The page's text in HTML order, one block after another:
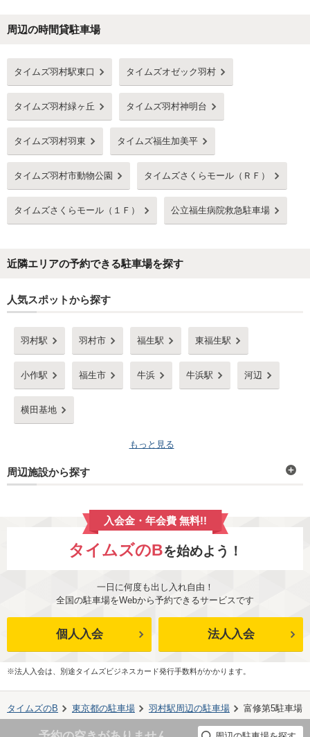
周辺の時間貸駐車場
タイムズ羽村駅東口 タイムズオゼック羽村
タイムズ羽村緑ヶ丘 タイムズ羽村神明台
タイムズ羽村羽東 タイムズ福生加美平
タイムズ羽村市動物公園 タイムズさくらモール（ＲＦ）
タイムズさくらモール（１Ｆ） 公立福生病院救急駐車場
近隣エリアの予約できる駐車場を探す
人気スポットから探す
羽村駅 羽村市 福生駅 東福生駅
小作駅 福生市 牛浜 牛浜駅 河辺
横田基地
もっと見る
周辺施設から探す
入会金・年会費 無料!!
タイムズのBを始めよう！
一日に何度も出し入れ自由！
全国の駐車場をWebから予約できるサービスです
個人入会 法人入会
※法人入会は、別途タイムズビジネスカード発行手数料がかかります。
タイムズのB 東京都の駐車場 羽村駅周辺の駐車場 富修第5駐車場